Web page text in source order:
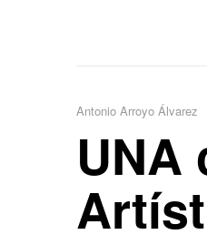
Antonio Arroyo Álvarez
UNA